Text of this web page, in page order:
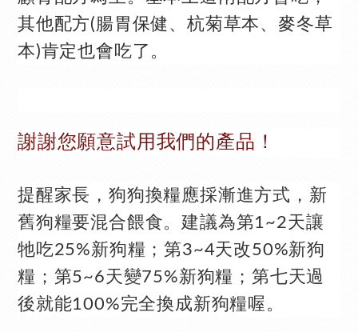
其他配方(腸胃保健、杭菊草本、麥冬草
本)肯定也會吃了。
謝謝您願意試用我們的產品！
提醒家長，狗狗換糧應採漸進方式，新
舊狗糧要混合餵食。建議為第1~2天讓
牠吃25%新狗糧；第3~4天改50%新狗
糧；第5~6天變75%新狗糧；第七天過
後就能100%完全換成新狗糧喔。